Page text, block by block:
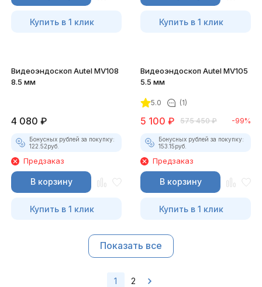
Купить в 1 клик Купить в 1 клик
Видеоэндоскоп Autel MV108
8.5 мм
4 080 ₽
Бонусных рублей за покупку:
122.52руб.
Предзаказ
В корзину
Купить в 1 клик
Видеоэндоскоп Autel MV105
5.5 мм
5.0 (1)
5 100 ₽ 575 450 ₽ -99%
Бонусных рублей за покупку:
153.15руб.
Предзаказ
В корзину
Купить в 1 клик
Показать все
1 2